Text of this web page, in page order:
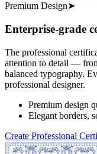
Premium Design➤
Enterprise-grade
The professional
attention to detail —
balanced typography.
professional designer.
Premium design
Elegant borders,
Create Professional